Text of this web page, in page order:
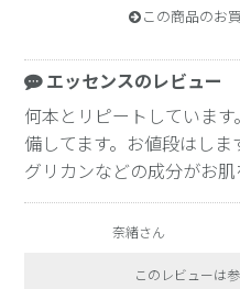
この商品のお
エッセンスのレビュー
何本とリピートしていま
備してます。お値段はし
グリカンなどの成分がお肌
奈緒さん
このレビューは